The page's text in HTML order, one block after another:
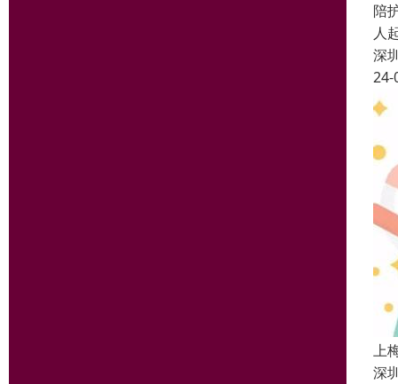
陪
人
深
24-
上
深